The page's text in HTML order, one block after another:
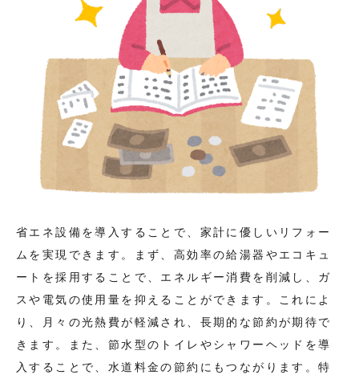
省エネ設備を導入することで、家計に優しいリフォー
ムを実現できます。まず、高効率の給湯器やエコキュ
ートを採用することで、エネルギー消費を削減し、ガ
スや電気の使用量を抑えることができます。これによ
り、月々の光熱費が軽減され、長期的な節約が期待で
きます。また、節水型のトイレやシャワーヘッドを導
入することで、水道料金の節約にもつながります。特